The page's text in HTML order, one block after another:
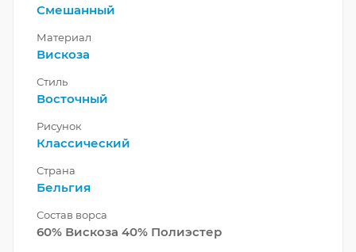
Смешанный
Материал
Вискоза
Стиль
Восточный
Рисунок
Классический
Страна
Бельгия
Состав ворса
60% Вискоза 40% Полиэстер